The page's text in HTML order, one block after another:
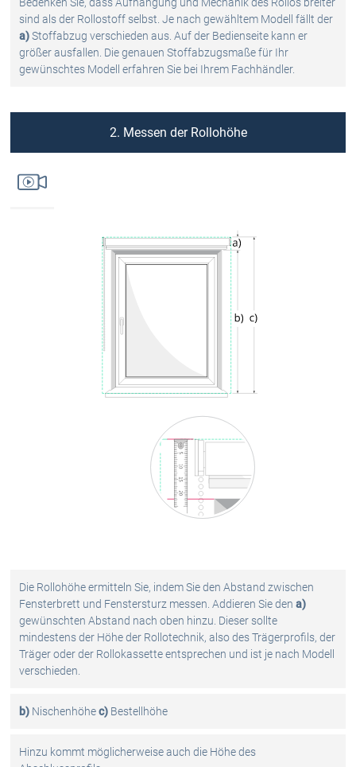
sind als der Rollostoff selbst. Je nach gewähltem Modell fällt der
a)Stoffabzug verschieden aus. Auf der Bedienseite kann er
größer ausfallen. Die genauen Stoffabzugsmaße für Ihr
gewünschtes Modell erfahren Sie bei Ihrem Fachhändler.
2. Messen der Rollohöhe
Die Rollohöhe ermitteln Sie, indem Sie den Abstand zwischen
Fensterbrett und Fenstersturz messen. Addieren Sie dena)
gewünschten Abstand nach oben hinzu. Dieser sollte
mindestens der Höhe der Rollotechnik, also des Trägerprofils, der
Träger oder der Rollokassette entsprechen und ist je nach Modell
verschieden.
b) Nischenhöhec) Bestellhöhe
Hinzu kommt möglicherweise auch die Höhe des